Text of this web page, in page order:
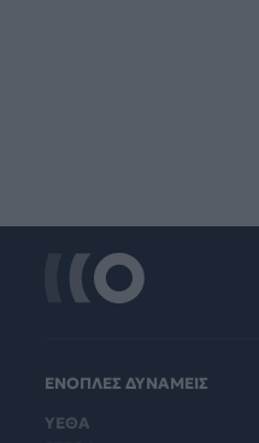
ΕΝΟΠΛΕΣ ΔΥΝΑΜΕΙΣ
ΥΕΘΑ